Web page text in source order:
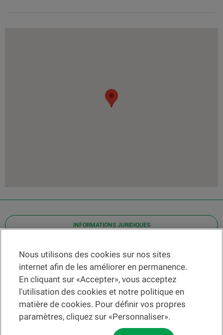
INFORMATIONS JURIDIQUES
Contact
Localiser une agence
Aide
Actualités
Taux de change
Nous utilisons des cookies sur nos sites
internet afin de les améliorer en permanence.
En cliquant sur «Accepter», vous acceptez
l'utilisation des cookies et notre politique en
matière de cookies. Pour définir vos propres
paramètres, cliquez sur «Personnaliser».